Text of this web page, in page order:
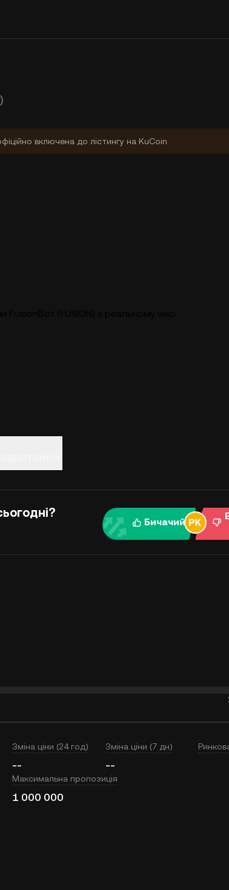
включена до лістингу на KuCoin.
Бичачий
Зміна ціни (24 год)
--
Зміна ціни (7 дн)
--
Максимальна пропозиція
1 000 000